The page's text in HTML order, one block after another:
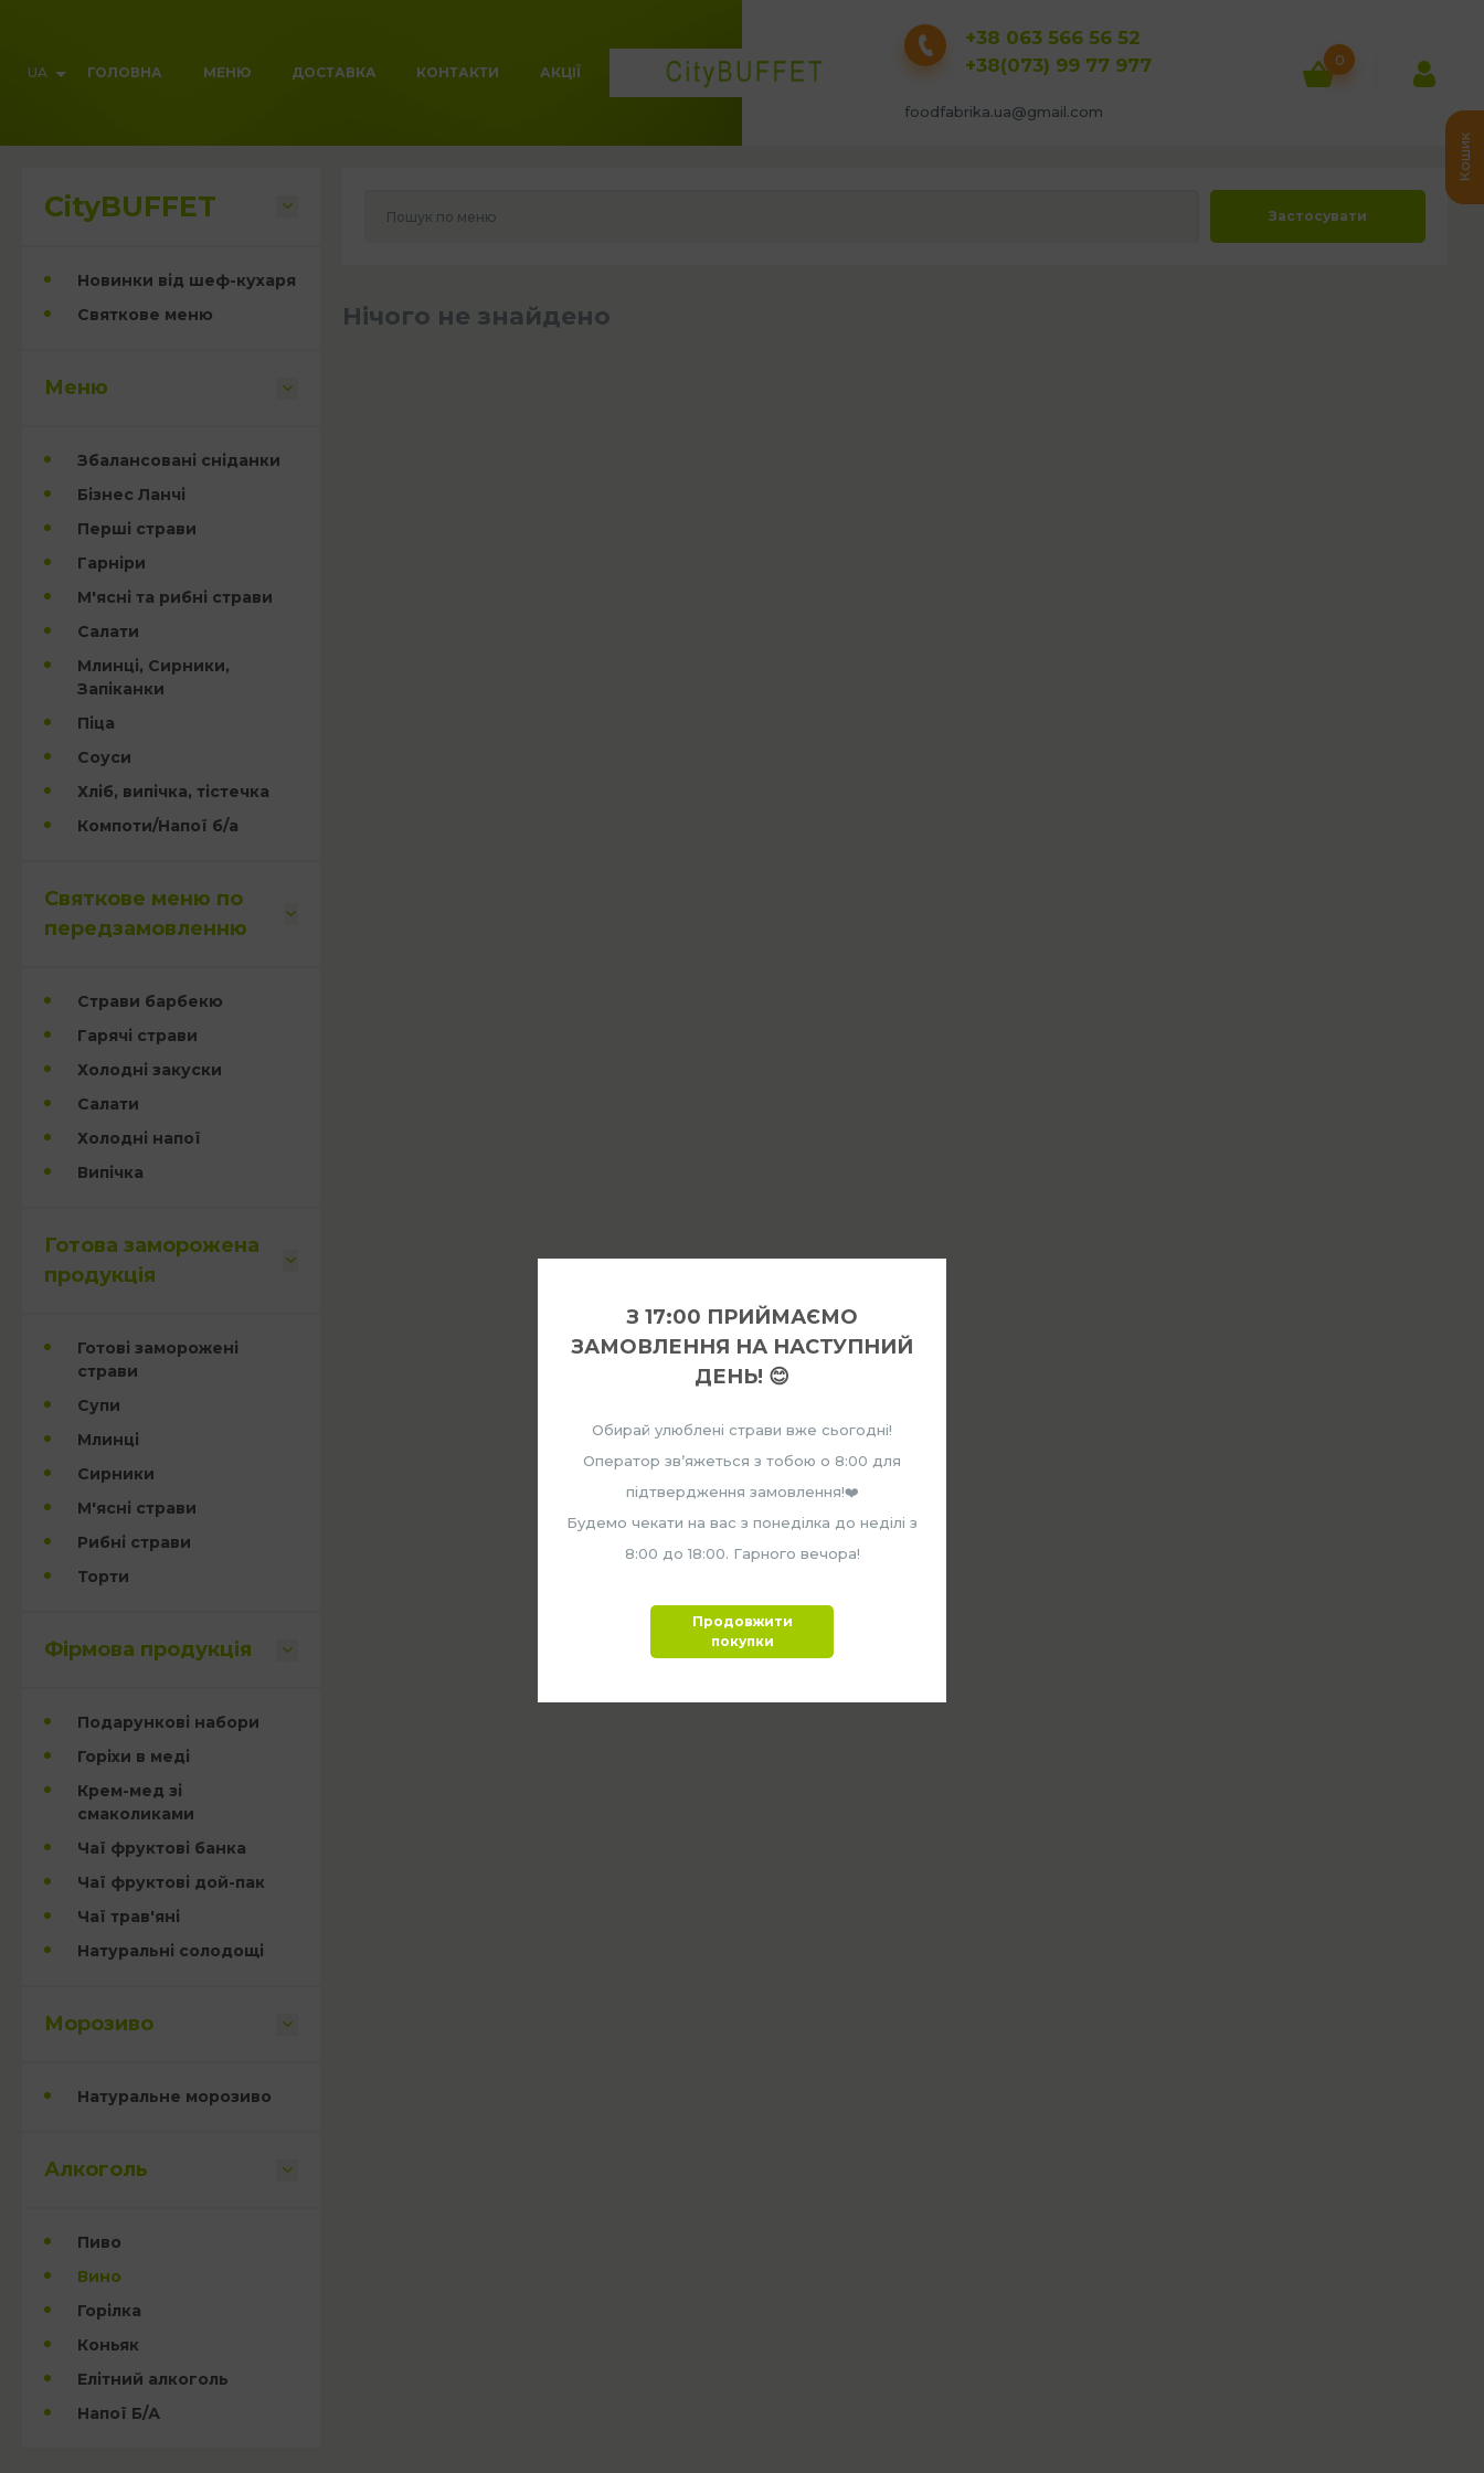
З 17:00 ПРИЙМАЄМО
ЗАМОВЛЕННЯ НА НАСТУПНИЙ
ДЕНЬ! 😊
Обирай улюблені страви вже сьогодні!
Оператор звʼяжеться з тобою о 8:00 для
підтвердження замовлення!❤️
Будемо чекати на вас з понеділка до неділі з
8:00 до 18:00. Гарного вечора!
Продовжити
покупки
UA ГОЛОВНА МЕНЮ ДОСТАВКА КОНТАКТИ АКЦІЇ
+38 063 566 56 52
+38(073) 99 77 977
foodfabrika.ua@gmail.com
0
Кошик
CityBUFFET
Новинки від шеф-кухаря
Святкове меню
Меню
Збалансовані сніданки
Бізнес Ланчі
Перші страви
Гарніри
М'ясні та рибні страви
Салати
Млинці, Сирники,
Запіканки
Піца
Соуси
Хліб, випічка, тістечка
Компоти/Напої б/а
Святкове меню по
передзамовленню
Страви барбекю
Гарячі страви
Холодні закуски
Салати
Холодні напої
Випічка
Готова заморожена
продукція
Готові заморожені
страви
Супи
Млинці
Сирники
М'ясні страви
Рибні страви
Торти
Фірмова продукція
Подарункові набори
Горіхи в меді
Крем-мед зі
смаколиками
Чаї фруктові банка
Чаї фруктові дой-пак
Чаї трав'яні
Натуральні солодощі
Морозиво
Натуральне морозиво
Алкоголь
Пиво
Вино
Горілка
Коньяк
Елітний алкоголь
Напої Б/А
Пошук по меню Застосувати
Нічого не знайдено